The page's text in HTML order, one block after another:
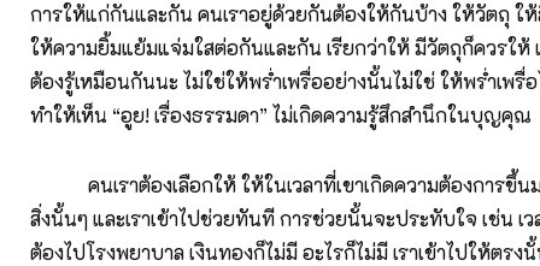
การให้แก่กันและกัน คนเราอยู่ด้วยกันต้องให้กันบ้าง ให้วัตถุ ใ
ให้ความยิ้มแย้มแจ่มใสต่อกันและกัน เรียกว่าให้ มีวัตถุก็ควรให้
ต้องรู้เหมือนกันนะ ไม่ใช่ให้พร่ำเพรื่ออย่างนั้นไม่ใช่ ให้พร่ำเพ
ทำให้เห็น “อูย! เรื่องธรรมดา” ไม่เกิดความรู้สึกสำนึกในบุญคุณ
คนเราต้องเลือกให้ ให้ในเวลาที่เขาเกิดความต้องการขึ้น
สิ่งนั้นๆ และเราเข้าไปช่วยทันที การช่วยนั้นจะประทับใจ เช่น เ
ต้องไปโรงพยาบาล เงินทองก็ไม่มี อะไรก็ไม่มี เราเข้าไปให้ตร